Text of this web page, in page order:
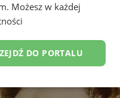
. Możesz w każdej
DO PORTALU
Niesklasyfikowane